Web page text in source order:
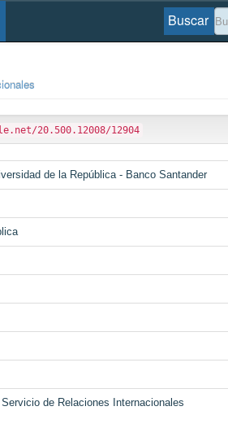
Buscar
20.500.12008/12904
de la República - Banco Santander
de Relaciones Internacionales